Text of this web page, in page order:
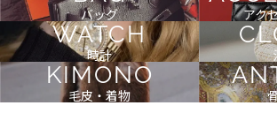
バッグ アク
WATCH
時計
KIMONO
毛皮・着物